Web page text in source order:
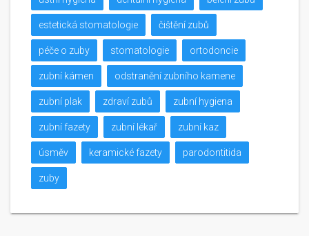
estetická stomatologie čištění zubů
péče o zuby stomatologie ortodoncie
zubní kámen odstranění zubního kamene
zubní plak zdraví zubů zubní hygiena
zubní fazety zubní lékař zubní kaz
úsměv keramické fazety parodontitida
zuby